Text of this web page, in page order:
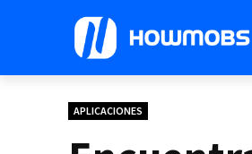
APLICACIONES